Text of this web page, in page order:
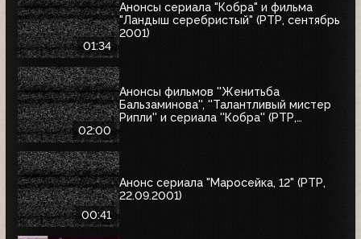
01:34
Анонсы сериала "Кобра" и фильма
"Ландыш серебристый" (РТР, сентябрь
2001)
02:00
Анонсы фильмов ''Женитьба
Бальзаминова'', ''Талантливый мистер
Рипли'' и сериала ''Кобра'' (РТР,
00:41
Анонс сериала "Маросейка, 12" (РТР,
22.09.2001)